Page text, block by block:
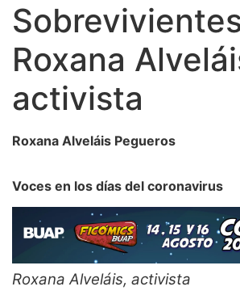
Roxana
activista
Roxana Alveláis Pegueros
Voces en los días del coronavirus
Roxana Alveláis, activista